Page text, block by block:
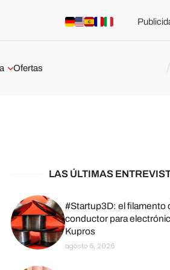
3D en
Ofertas
LAS ÚLTIMAS
#Startup3D: el filamento
conductor para
Kupros
agosto 6, 2026